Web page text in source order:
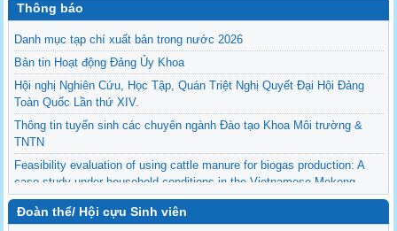
Thông báo
Danh mục tạp chí xuất bản trong nước 2026
Bản tin Hoạt động Đảng Ủy Khoa
Hội nghị Nghiên Cứu, Học Tập, Quán Triệt Nghị Quyết Đại Hội Đảng
Toàn Quốc Lần thứ XIV.
Thông tin tuyển sinh các chuyên ngành Đào tạo Khoa Môi trường &
TNTN
Feasibility evaluation of using cattle manure for biogas production: A
case study under household conditions in the Vietnamese Mekong
Delta
Sediment properties in flood-based farming systems in the Vietnamese
Đoàn thể/ Hội cựu Sinh viên